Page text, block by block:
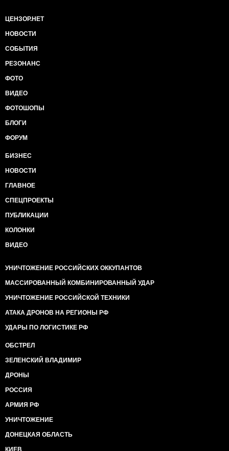
ЦЕНЗОР.НЕТ
НОВОСТИ
СОБЫТИЯ
РЕЗОНАНС
ФОТО
ВИДЕО
ФОТОШОПЫ
БЛОГИ
ФОРУМ
БИЗНЕС
НОВОСТИ
ГЛАВНОЕ
СПЕЦПРОЕКТЫ
ПУБЛИКАЦИИ
КОЛОНКИ
ВИДЕО
УНИЧТОЖЕНИЕ РОССИЙСКИХ ОККУПАНТОВ
МАССИРОВАННЫЙ КОМБИНИРОВАННЫЙ УДАР
УНИЧТОЖЕНИЕ РОССИЙСКОЙ ТЕХНИКИ
АТАКА ДРОНОВ НА РЕГИОНЫ РФ
УДАРЫ ПО ЛОГИСТИКЕ РФ
ОБСТРЕЛ
ЗЕЛЕНСКИЙ ВЛАДИМИР
ДРОНЫ
РОССИЯ
АРМИЯ РФ
УНИЧТОЖЕНИЕ
ДОНЕЦКАЯ ОБЛАСТЬ
КИЕВ